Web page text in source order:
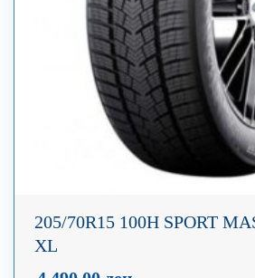
205/70R15 100H SPORT
XL